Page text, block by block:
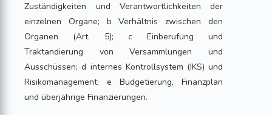
Zuständigkeiten und Verantwortlichkeiten der
einzelnen Organe; b Verhältnis zwischen den
Organen (Art. 5); c Einberufung und
Traktandierung von Versammlungen und
Ausschüssen; d internes Kontrollsystem (IKS) und
Risikomanagement; e Budgetierung, Finanzplan
und überjährige Finanzierungen.